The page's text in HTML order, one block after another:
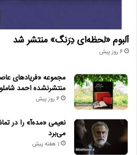
آلبوم «لحظه‌ای دِرَنگ» منتشر شد
6 روز پیش
مجموعه «فریادهای
منتشرنشده احمد
6 روز پیش
نعیمی «مده‌آ» را در
می‌برد
1 هفته پیش